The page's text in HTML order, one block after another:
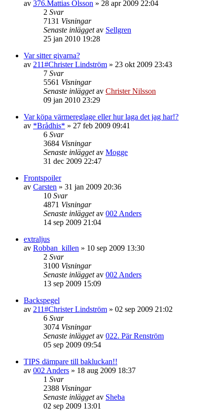
av 376.Mattias Olsson » 28 apr 2009 22:04
2 Svar
7131 Visningar
Senaste inläggetav Sellgren
25 jan 2010 19:28
Var sitter givarna?
av 211#Christer Lindström » 23 okt 2009 23:43
7 Svar
5561 Visningar
Senaste inläggetav Christer Nilsson
09 jan 2010 23:29
Var köpa värmereglage eller hur laga det jag har!?
av *Brådhis* » 27 feb 2009 09:41
6 Svar
3684 Visningar
Senaste inläggetav Mogge
31 dec 2009 22:47
Frontspoiler
av Carsten » 31 jan 2009 20:36
10 Svar
4871 Visningar
Senaste inläggetav 002 Anders
14 sep 2009 21:04
extraljus
av Robban_killen » 10 sep 2009 13:30
2 Svar
3100 Visningar
Senaste inläggetav 002 Anders
13 sep 2009 15:09
Backspegel
av 211#Christer Lindström » 02 sep 2009 21:02
6 Svar
3074 Visningar
Senaste inläggetav 022. Pär Renström
05 sep 2009 09:54
TIPS dämpare till bakluckan!!
av 002 Anders » 18 aug 2009 18:37
1 Svar
2388 Visningar
Senaste inläggetav Sheba
02 sep 2009 13:01